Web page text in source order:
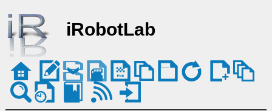
iRobotLab